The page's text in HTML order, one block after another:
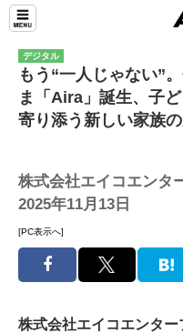
デジタル
もう“一人じゃない”
ま「Aira」誕生、子
寄り添う新しい家族
株式会社エイコエンタ
2025年11月13日
[PC表示へ]
株式会社エイコエンター